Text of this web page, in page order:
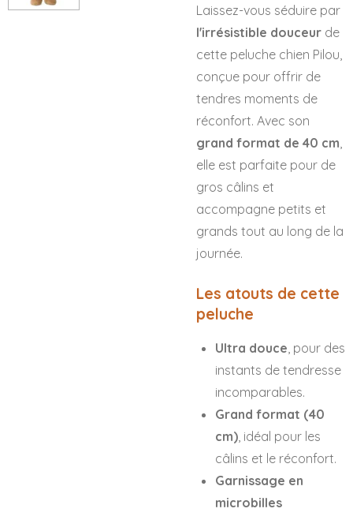
Laissez-vous séduire par
l'irrésistible douceur de
cette peluche chien Pilou,
conçue pour offrir de
tendres moments de
réconfort. Avec son
grand format de 40 cm,
elle est parfaite pour de
gros câlins et
accompagne petits et
grands tout au long de la
journée.
Les atouts de cette
peluche
Ultra douce, pour des
instants de tendresse
incomparables.
Grand format (40
cm), idéal pour les
câlins et le réconfort.
Garnissage en
microbilles